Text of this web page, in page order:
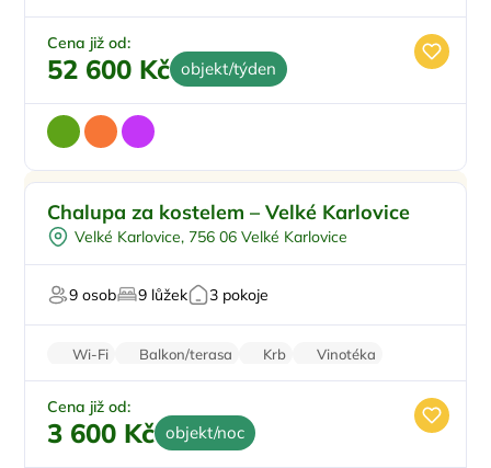
Parkování zdarma
Cena již od:
52 600 Kč objekt/týden
Pro skupiny
Dobíjecí stanice
Chalupa za kostelem – Velké Karlovice
Velké Karlovice, 756 06 Velké Karlovice
9 osob 9 lůžek 3 pokoje
Wi-Fi Balkon/terasa Krb
Vinotéka
Kamerový systém
Cena již od:
3 600 Kč objekt/noc